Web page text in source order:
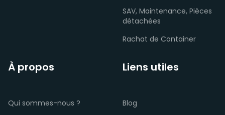
SAV, Maintenance, Pièces
détachées
Rachat de Container
À propos
Qui sommes-nous ?
Liens utiles
Blog